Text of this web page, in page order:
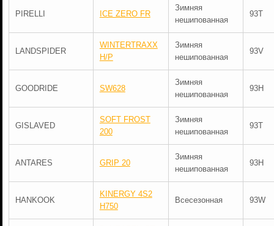
PIRELLI ICE ZERO FR
Зимняя
нешипованная
93T
LANDSPIDER
WINTERTRAXX
H/P
Зимняя
нешипованная
93V
GOODRIDE SW628
Зимняя
нешипованная
93H
GISLAVED
SOFT FROST
200
Зимняя
нешипованная
93T
ANTARES GRIP 20
Зимняя
нешипованная
93H
HANKOOK
KINERGY 4S2
H750
Всесезонная 93W